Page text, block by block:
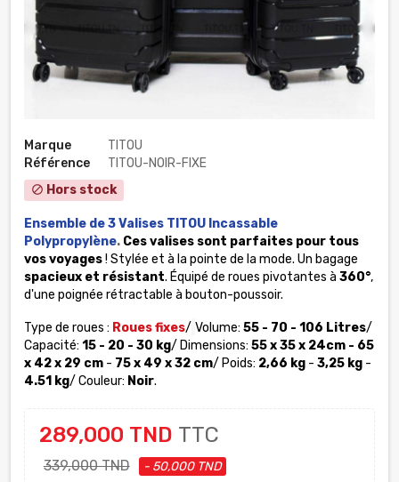
Marque
TITOU
Référence
TITOU-NOIR-FIXE
block Hors stock
Ensemble de 3 Valises TITOU Incassable
Polypropylène. Ces valises sont parfaites pour tous
vos voyages! Stylée et à la pointe de la mode. Un bagage
spacieux et résistant. Équipé de roues pivotantes à 360°,
d'une poignée rétractable à bouton-poussoir.
Type de roues : Roues fixes/ Volume: 55 - 70 - 106 Litres/
Capacité: 15 - 20 - 30 kg/ Dimensions: 55 x 35 x 24cm - 65
x 42 x 29 cm - 75 x 49 x 32 cm/ Poids: 2,66 kg - 3,25 kg -
4.51 kg/ Couleur: Noir.
289,000 TND TTC
339,000 TND - 50,000 TND